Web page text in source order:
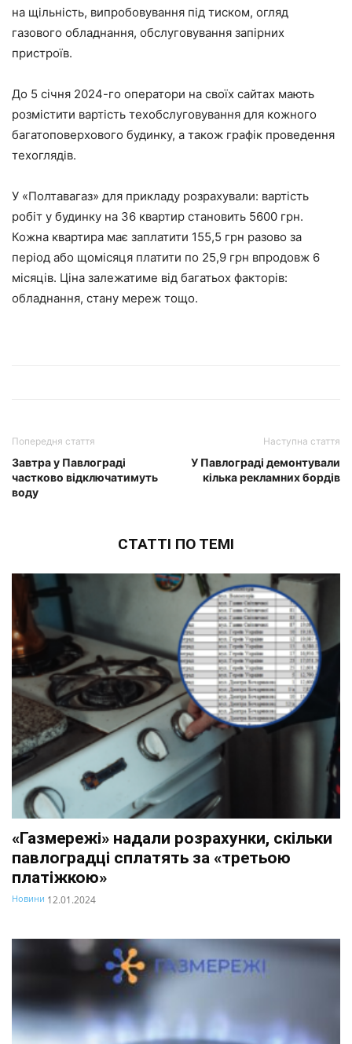
на щільність, випробовування під тиском, огляд
газового обладнання, обслуговування запірних
пристроїв.
До 5 січня 2024-го оператори на своїх сайтах мають
розмістити вартість техобслуговування для кожного
багатоповерхового будинку, а також графік проведення
техоглядів.
У «Полтавагаз» для прикладу розрахували: вартість
робіт у будинку на 36 квартир становить 5600 грн.
Кожна квартира має заплатити 155,5 грн разово за
період або щомісяця платити по 25,9 грн впродовж 6
місяців. Ціна залежатиме від багатьох факторів:
обладнання, стану мереж тощо.
Попередня стаття
Завтра у Павлограді
частково відключатимуть
воду
Наступна стаття
У Павлограді демонтували
кілька рекламних бордів
СТАТТІ ПО ТЕМІ
«Газмережі» надали розрахунки, скільки
павлоградці сплатять за «третьою
платіжкою»
Новини 12.01.2024